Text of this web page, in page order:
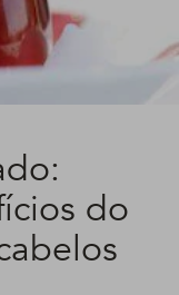
do